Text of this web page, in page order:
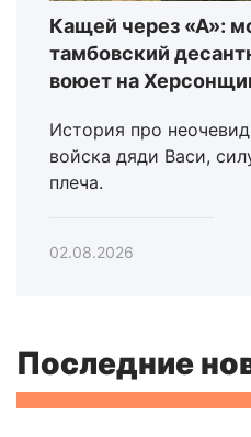
Кащей через «А»:
тамбовский
воюет на
История про
войска дяди Васи,
плеча.
02.08.2026
Последние